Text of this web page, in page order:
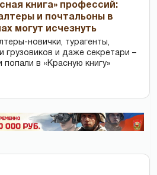
книга» профессий:
и почтальоны в
могут исчезнуть
новички, тур­агенты,
грузовиков и даже секретари –
попали в «Красную книгу»